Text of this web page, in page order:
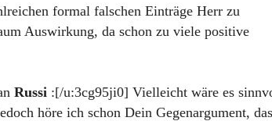
formal falschen Einträge Herr zu
Auswirkung, da schon zu viele positive
Russi :[/u:3cg95ji0] Vielleicht wäre es
höre ich schon Dein Gegenargument, das